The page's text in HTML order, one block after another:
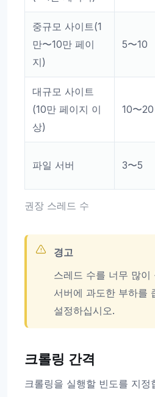
권장 스레드 수
중규모 사이트(1
만〜10만 페이
지)
5〜10
대규모 사이트
(10만 페이지 이
상)
10〜20
파일 서버 3〜5
경고
스레드 수를 너무 많
서버에 과도한 부하를
설정하십시오.
크롤링 간격
크롤링을 실행할 빈도를 지정